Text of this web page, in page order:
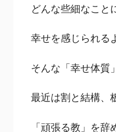
どんな些細なこと
幸せを感じられる
そんな「幸せ体質
最近は割と結構、
「頑張る教」を辞